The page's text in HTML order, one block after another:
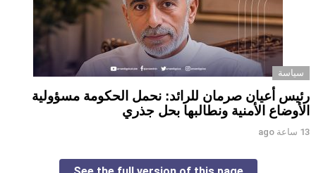
سياسة
رئيس أعيان صرمان للرائد: نحمل الحكومة مسؤولية
الأوضاع الأمنية ونطالبها بحل جذري
13 ساعة ago